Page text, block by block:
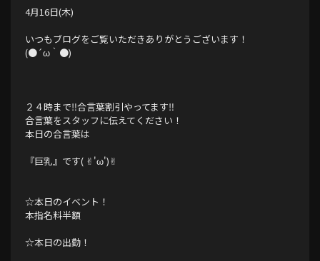
4月16日(木)
いつもブログをご覧いただきありがとうございます！
(●´ω｀●)
２４時まで‼️合言葉割引やってます‼️
合言葉をスタッフに伝えてください！
本日の合言葉は
『巨乳』です( ✌︎'ω')✌︎
☆本日のイベント！
本指名料半額
☆本日の出勤！